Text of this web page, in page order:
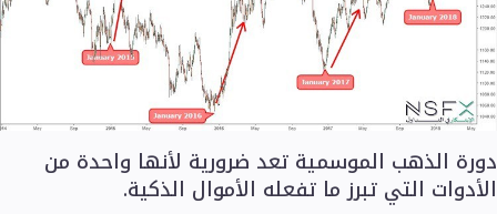
دورة الذهب الموسمية تعد ضرورية لأنها واحدة من
الأدوات التي تبرز ما تفعله الأموال الذكية.